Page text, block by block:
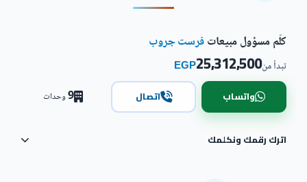
كلّم مسؤول مبيعاتفرست جروب
تبدأ من25,312,500
EGP
واتساب اتصال 9وحدات
اترك رقمك ونكلمك